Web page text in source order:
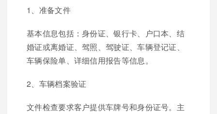
1、准备文件
基本信息包括：身份证、银行卡、户口本、结
婚证或离婚证、驾照、驾驶证、车辆登记证、
车辆保险单、详细信用报告等信息。
2、车辆档案验证
文件检查要求客户提供车牌号和身份证号。主